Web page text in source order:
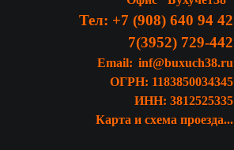
Тел: +7 (908) 640 94 42
7(3952) 729-442
Email: inf@buxuch38.ru
ОГРН: 1183850034345
ИНН: 3812525335
Карта и схема проезда...